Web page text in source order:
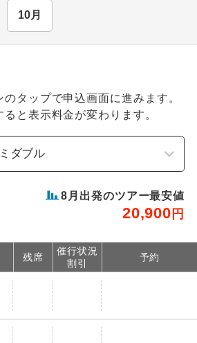
10月
のタップで申込画面に進みます。
と表示料金が変わります。
8 月出発のツアー最安値
20,900 円
残席
催行状況
割引
予約